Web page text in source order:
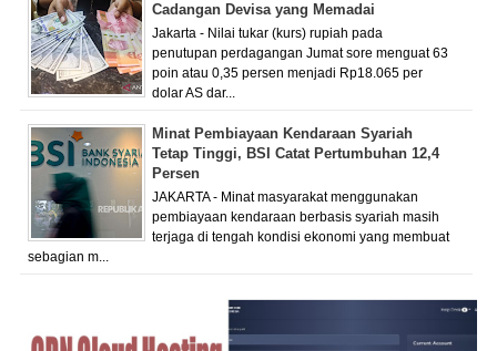
Cadangan Devisa yang Memadai
Jakarta - Nilai tukar (kurs) rupiah pada
penutupan perdagangan Jumat sore menguat 63
poin atau 0,35 persen menjadi Rp18.065 per
dolar AS dar...
Minat Pembiayaan Kendaraan Syariah
Tetap Tinggi, BSI Catat Pertumbuhan 12,4
Persen
JAKARTA - Minat masyarakat menggunakan
pembiayaan kendaraan berbasis syariah masih
terjaga di tengah kondisi ekonomi yang membuat
sebagian m...